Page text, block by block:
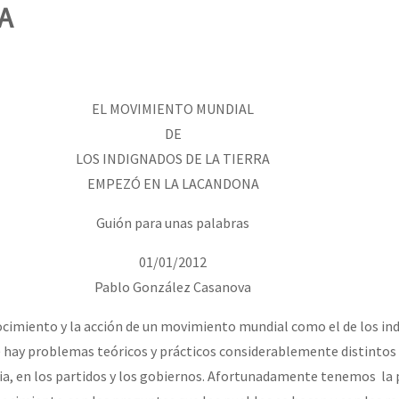
contra a Humanidade”
globales por la libertad de Jesús Plácido Galindo y el alto a la
mundo saiba! Nossas lutas pela memória, a justiça e a dignidade
EL MOVIMIENTO MUNDIAL
DE
LOS INDIGNADOS DE LA TIERRA
EMPEZÓ EN LA LACANDONA
Guión para unas palabras
01/01/2012
Pablo González Casanova
y la acción de un movimiento mundial como el de los
problemas teóricos y prácticos considerablemente distintos
en los partidos y los gobiernos. Afortunadamente tenemos la